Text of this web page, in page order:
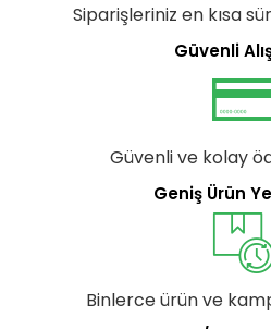
Siparişleriniz en kısa
Güvenli
Güvenli ve kolay
Geniş Ürün
Binlerce ürün ve